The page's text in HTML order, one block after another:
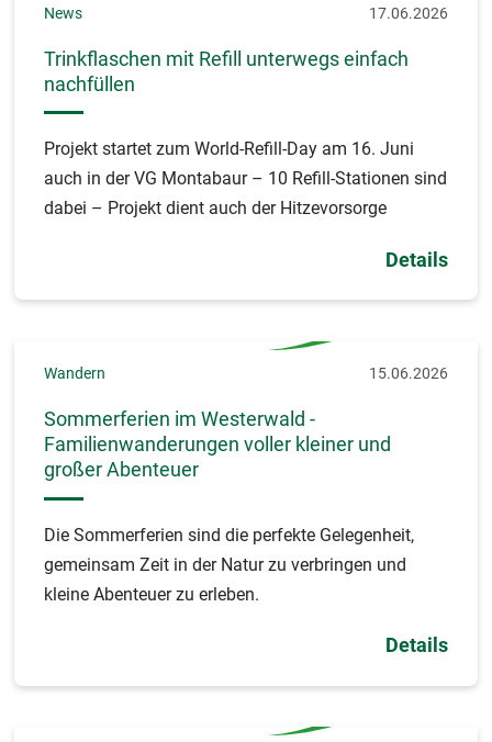
News 17.06.2026
Trinkflaschen mit Refill unterwegs einfach
nachfüllen
Projekt startet zum World-Refill-Day am 16. Juni
auch in der VG Montabaur – 10 Refill-Stationen sind
dabei – Projekt dient auch der Hitzevorsorge
Details
Wandern 15.06.2026
Sommerferien im Westerwald -
Familienwanderungen voller kleiner und
großer Abenteuer
Die Sommerferien sind die perfekte Gelegenheit,
gemeinsam Zeit in der Natur zu verbringen und
kleine Abenteuer zu erleben.
Details